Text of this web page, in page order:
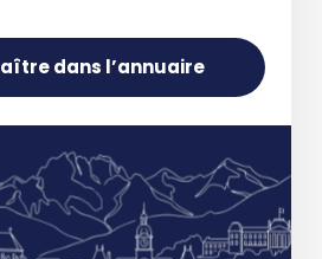
dans l’annuaire